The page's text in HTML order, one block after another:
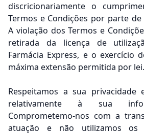
discricionariamente o
Termos e Condições por parte
A violação dos Termos e
retirada da licença de
Farmácia Express, e o exercício
máxima extensão permitida por lei.
Respeitamos a sua privacidade
relativamente à sua
Comprometemo-nos com a
atuação e não utilizamos os